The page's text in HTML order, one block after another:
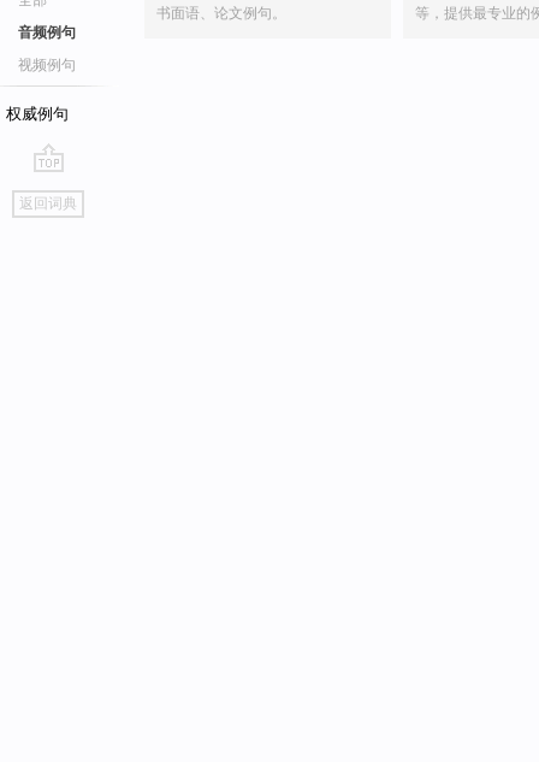
音频例句
视频例句
权威例句
go
top
返回词典
书面语、论文例句。
等，提供最专业的